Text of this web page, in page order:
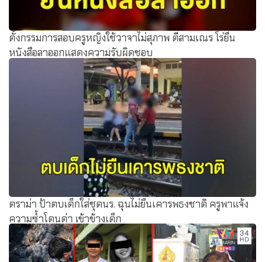
ตั้งกรรมการสอบครูหญิงใช้วาจาไม่สุภาพ ตีสามเณร โร่ยื่น
หนังสือลาออกแสดงความรับผิดชอบ
ดราม่า ป้าตบเด็กใส่ชุดนร. ฉุนไม่ยืนเคารพธงชาติ ครูพาแจ้ง
ความซ้ำโดนด่า เข้าข้างเด็ก